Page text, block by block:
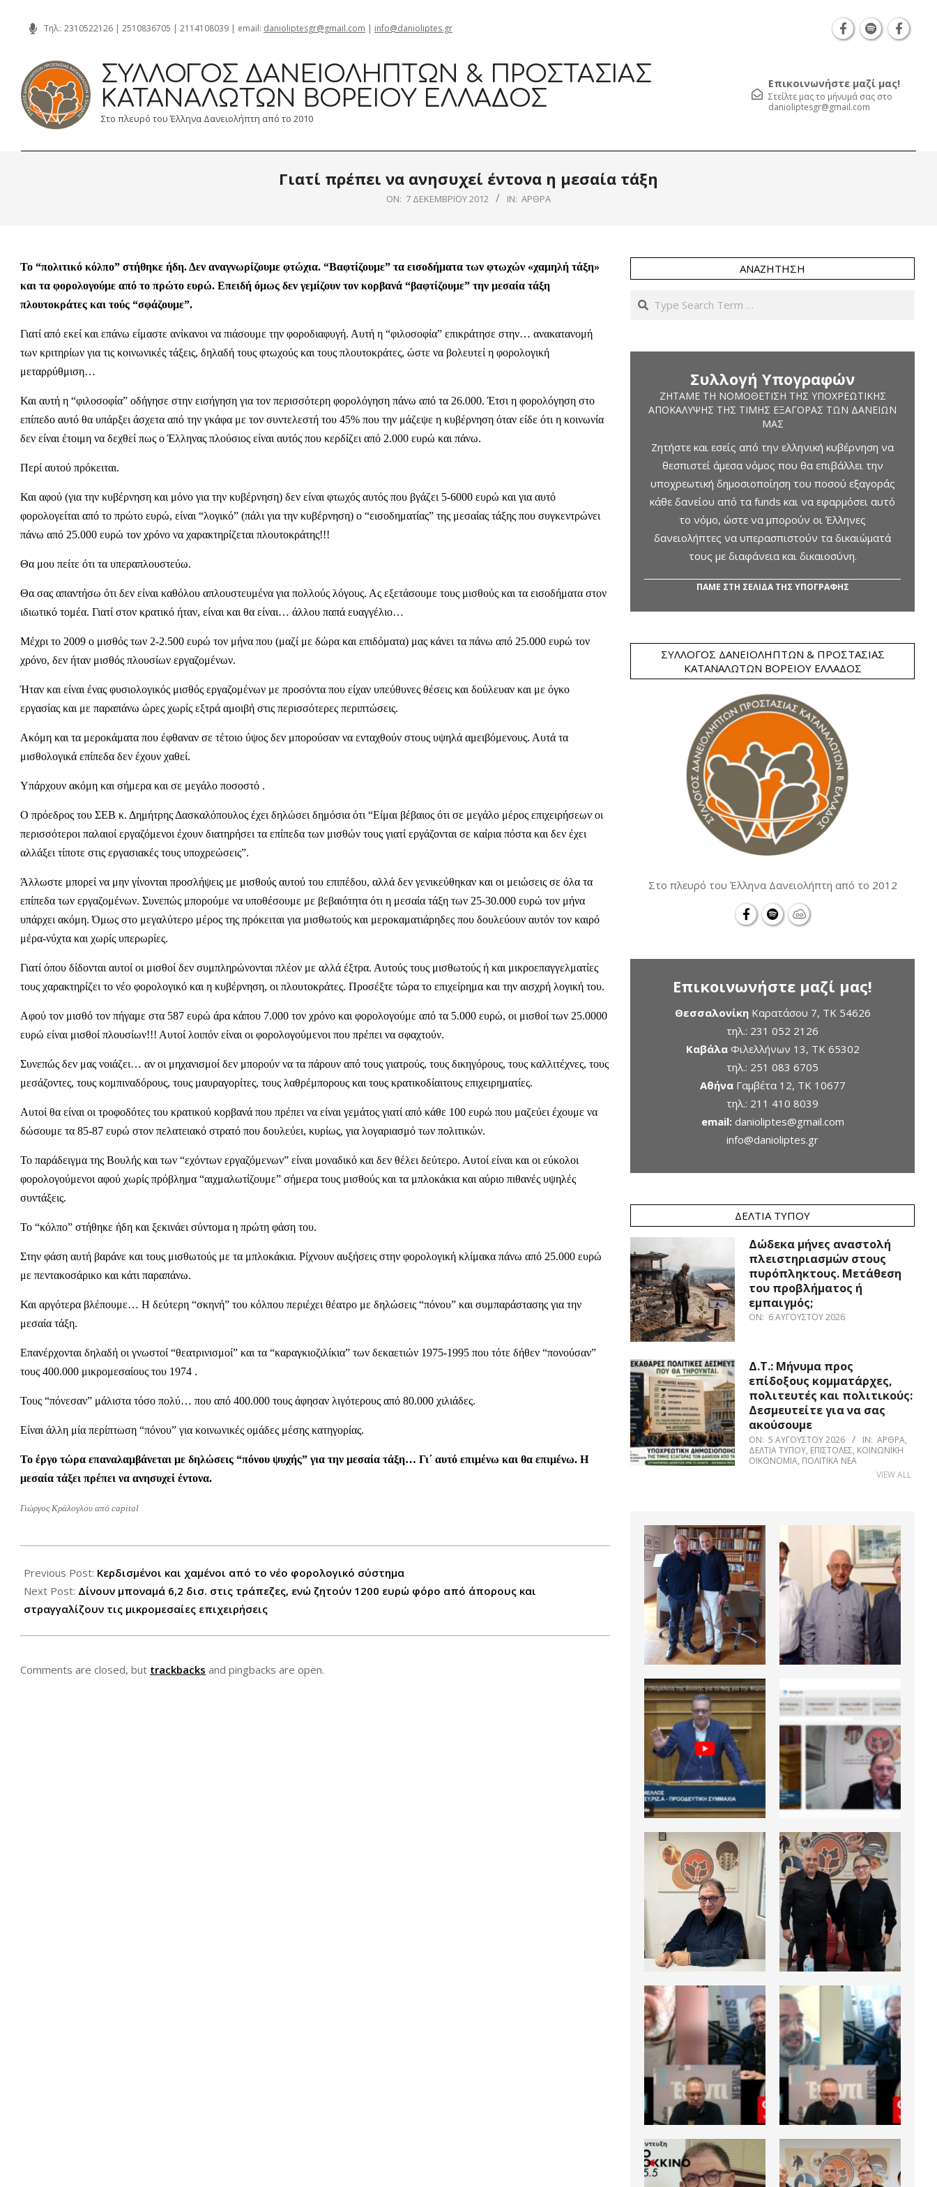
content
Τηλ.: 2310522126 | 2510836705 | 2114108039 | email: danioliptesgr@gmail.com | info@danioliptes.gr
ΣΎΛΛΟΓΟΣ ΔΑΝΕΙΟΛΗΠΤΏΝ & ΠΡΟΣΤΑΣΊΑΣ
ΚΑΤΑΝΑΛΩΤΏΝ ΒΟΡΕΊΟΥ ΕΛΛΆΔΟΣ
Στο πλευρό του Έλληνα Δανειολήπτη από το 2010
Επικοινωνήστε μαζί μας!
Στείλτε μας το μήνυμά σας στο
danioliptesgr@gmail.com
Γιατί πρέπει να ανησυχεί έντονα η μεσαία τάξη
ON: 7 ΔΕΚΕΜΒΡΊΟΥ 2012 IN: ΆΡΘΡΑ
Το “πολιτικό κόλπο” στήθηκε ήδη. Δεν αναγνωρίζουμε φτώχια. “Βαφτίζουμε” τα εισοδήματα των φτωχών «χαμηλή τάξη»
και τα φορολογούμε από το πρώτο ευρώ. Επειδή όμως δεν γεμίζουν τον κορβανά “βαφτίζουμε” την μεσαία τάξη
πλουτοκράτες και τούς “σφάζουμε”.
Γιατί από εκεί και επάνω είμαστε ανίκανοι να πιάσουμε την φοροδιαφυγή. Αυτή η “φιλοσοφία” επικράτησε στην… ανακατανομή
των κριτηρίων για τις κοινωνικές τάξεις, δηλαδή τους φτωχούς και τους πλουτοκράτες, ώστε να βολευτεί η φορολογική
μεταρρύθμιση…
Και αυτή η “φιλοσοφία” οδήγησε στην εισήγηση για τον περισσότερη φορολόγηση πάνω από τα 26.000. Έτσι η φορολόγηση στο
επίπεδο αυτό θα υπάρξει άσχετα από την γκάφα με τον συντελεστή του 45% που την μάζεψε η κυβέρνηση όταν είδε ότι η κοινωνία
δεν είναι έτοιμη να δεχθεί πως ο Έλληνας πλούσιος είναι αυτός που κερδίζει από 2.000 ευρώ και πάνω.
Περί αυτού πρόκειται.
Και αφού (για την κυβέρνηση και μόνο για την κυβέρνηση) δεν είναι φτωχός αυτός που βγάζει 5-6000 ευρώ και για αυτό
φορολογείται από το πρώτο ευρώ, είναι “λογικό” (πάλι για την κυβέρνηση) ο “εισοδηματίας” της μεσαίας τάξης που συγκεντρώνει
πάνω από 25.000 ευρώ τον χρόνο να χαρακτηρίζεται πλουτοκράτης!!!
Θα μου πείτε ότι τα υπεραπλουστεύω.
Θα σας απαντήσω ότι δεν είναι καθόλου απλουστευμένα για πολλούς λόγους. Ας εξετάσουμε τους μισθούς και τα εισοδήματα στον
ιδιωτικό τομέα. Γιατί στον κρατικό ήταν, είναι και θα είναι… άλλου παπά ευαγγέλιο…
Μέχρι το 2009 ο μισθός των 2-2.500 ευρώ τον μήνα που (μαζί με δώρα και επιδόματα) μας κάνει τα πάνω από 25.000 ευρώ τον
χρόνο, δεν ήταν μισθός πλουσίων εργαζομένων.
Ήταν και είναι ένας φυσιολογικός μισθός εργαζομένων με προσόντα που είχαν υπεύθυνες θέσεις και δούλευαν και με όγκο
εργασίας και με παραπάνω ώρες χωρίς εξτρά αμοιβή στις περισσότερες περιπτώσεις.
Ακόμη και τα μεροκάματα που έφθαναν σε τέτοιο ύψος δεν μπορούσαν να ενταχθούν στους υψηλά αμειβόμενους. Αυτά τα
μισθολογικά επίπεδα δεν έχουν χαθεί.
Υπάρχουν ακόμη και σήμερα και σε μεγάλο ποσοστό .
Ο πρόεδρος του ΣΕΒ κ. Δημήτρης Δασκαλόπουλος έχει δηλώσει δημόσια ότι “Είμαι βέβαιος ότι σε μεγάλο μέρος επιχειρήσεων οι
περισσότεροι παλαιοί εργαζόμενοι έχουν διατηρήσει τα επίπεδα των μισθών τους γιατί εργάζονται σε καίρια πόστα και δεν έχει
αλλάξει τίποτε στις εργασιακές τους υποχρεώσεις”.
Άλλωστε μπορεί να μην γίνονται προσλήψεις με μισθούς αυτού του επιπέδου, αλλά δεν γενικεύθηκαν και οι μειώσεις σε όλα τα
επίπεδα των εργαζομένων. Συνεπώς μπορούμε να υποθέσουμε με βεβαιότητα ότι η μεσαία τάξη των 25-30.000 ευρώ τον μήνα
υπάρχει ακόμη. Όμως στο μεγαλύτερο μέρος της πρόκειται για μισθωτούς και μεροκαματιάρηδες που δουλεύουν αυτόν τον καιρό
μέρα-νύχτα και χωρίς υπερωρίες.
Γιατί όπου δίδονται αυτοί οι μισθοί δεν συμπληρώνονται πλέον με αλλά έξτρα. Αυτούς τους μισθωτούς ή και μικροεπαγγελματίες
τους χαρακτηρίζει το νέο φορολογικό και η κυβέρνηση, οι πλουτοκράτες. Προσέξτε τώρα το επιχείρημα και την αισχρή λογική του.
Αφού τον μισθό τον πήγαμε στα 587 ευρώ άρα κάπου 7.000 τον χρόνο και φορολογούμε από τα 5.000 ευρώ, οι μισθοί των 25.0000
ευρώ είναι μισθοί πλουσίων!!! Αυτοί λοιπόν είναι οι φορολογούμενοι που πρέπει να σφαχτούν.
Συνεπώς δεν μας νοιάζει… αν οι μηχανισμοί δεν μπορούν να τα πάρουν από τους γιατρούς, τους δικηγόρους, τους καλλιτέχνες, τους
μεσάζοντες, τους κομπιναδόρους, τους μαυραγορίτες, τους λαθρέμπορους και τους κρατικοδίαιτους επιχειρηματίες.
Αυτοί θα είναι οι τροφοδότες του κρατικού κορβανά που πρέπει να είναι γεμάτος γιατί από κάθε 100 ευρώ που μαζεύει έχουμε να
δώσουμε τα 85-87 ευρώ στον πελατειακό στρατό που δουλεύει, κυρίως, για λογαριασμό των πολιτικών.
Το παράδειγμα της Βουλής και των “εχόντων εργαζόμενων” είναι μοναδικό και δεν θέλει δεύτερο. Αυτοί είναι και οι εύκολοι
φορολογούμενοι αφού χωρίς πρόβλημα “αιχμαλωτίζουμε” σήμερα τους μισθούς και τα μπλοκάκια και αύριο πιθανές υψηλές
συντάξεις.
Το “κόλπο” στήθηκε ήδη και ξεκινάει σύντομα η πρώτη φάση του.
Στην φάση αυτή βαράνε και τους μισθωτούς με τα μπλοκάκια. Ρίχνουν αυξήσεις στην φορολογική κλίμακα πάνω από 25.000 ευρώ
με πεντακοσάρικο και κάτι παραπάνω.
Και αργότερα βλέπουμε… Η δεύτερη “σκηνή” του κόλπου περιέχει θέατρο με δηλώσεις “πόνου” και συμπαράστασης για την
μεσαία τάξη.
Επανέρχονται δηλαδή οι γνωστοί “θεατρινισμοί” και τα “καραγκιοζιλίκια” των δεκαετιών 1975-1995 που τότε δήθεν “πονούσαν”
τους 400.000 μικρομεσαίους του 1974 .
Τους “πόνεσαν” μάλιστα τόσο πολύ… που από 400.000 τους άφησαν λιγότερους από 80.000 χιλιάδες.
Είναι άλλη μία περίπτωση “πόνου” για κοινωνικές ομάδες μέσης κατηγορίας.
Το έργο τώρα επαναλαμβάνεται με δηλώσεις “πόνου ψυχής” για την μεσαία τάξη… Γι΄ αυτό επιμένω και θα επιμένω. Η
μεσαία τάξει πρέπει να ανησυχεί έντονα.
Γιώργος Κράλογλου από capital
12-
07
Previous Post: Κερδισμένοι και χαμένοι από το νέο φορολογικό σύστημα
Next Post: Δίνουν μποναμά 6,2 δισ. στις τράπεζες, ενώ ζητούν 1200 ευρώ φόρο από άπορους και
στραγγαλίζουν τις μικρομεσαίες επιχειρήσεις
Comments are closed, but trackbacks and pingbacks are open.
ΑΝΑΖΉΤΗΣΗ
Search
Συλλογή Υπογραφών
ΖΗΤΆΜΕ ΤΗ ΝΟΜΟΘΈΤΙΣΗ ΤΗΣ ΥΠΟΧΡΕΩΤΙΚΉΣ
ΑΠΟΚΆΛΥΨΗΣ ΤΗΣ ΤΙΜΉΣ ΕΞΑΓΟΡΆΣ ΤΩΝ ΔΑΝΕΊΩΝ
ΜΑΣ
Ζητήστε και εσείς από την ελληνική κυβέρνηση να
θεσπιστεί άμεσα νόμος που θα επιβάλλει την
υποχρεωτική δημοσιοποίηση του ποσού εξαγοράς
κάθε δανείου από τα funds και να εφαρμόσει αυτό
το νόμο, ώστε να μπορούν οι Έλληνες
δανειολήπτες να υπερασπιστούν τα δικαιώματά
τους με διαφάνεια και δικαιοσύνη.
ΠΑΜΕ ΣΤΗ ΣΕΛΙΔΑ ΤΗΣ ΥΠΟΓΡΑΦΗΣ
ΣΎΛΛΟΓΟΣ ΔΑΝΕΙΟΛΗΠΤΏΝ & ΠΡΟΣΤΑΣΊΑΣ
ΚΑΤΑΝΑΛΩΤΏΝ ΒΟΡΕΊΟΥ ΕΛΛΆΔΟΣ
Στο πλευρό του Έλληνα Δανειολήπτη από το 2012
Επικοινωνήστε μαζί μας!
ΘεσσαλονίκηΚαρατάσου 7, TK 54626
τηλ.: 231 052 2126
ΚαβάλαΦιλελλήνων 13, ΤΚ 65302
τηλ.: 251 083 6705
ΑθήναΓαμβέτα 12, ΤΚ 10677
τηλ.: 211 410 8039
email: danioliptes@gmail.com
info@danioliptes.gr
ΔΕΛΤΊΑ ΤΎΠΟΥ
Δώδεκα μήνες αναστολή
πλειστηριασμών στους
πυρόπληκτους. Μετάθεση
του προβλήματος ή
εμπαιγμός;
ON: 6 ΑΥΓΟΎΣΤΟΥ 2026
Δ.Τ.: Μήνυμα προς
επίδοξους κομματάρχες,
πολιτευτές και πολιτικούς:
Δεσμευτείτε για να σας
ακούσουμε
ON: 5 ΑΥΓΟΎΣΤΟΥ 2026 IN: ΆΡΘΡΑ,
ΔΕΛΤΊΑ ΤΎΠΟΥ, ΕΠΙΣΤΟΛΈΣ, ΚΟΙΝΩΝΙΚΉ
ΟΙΚΟΝΟΜΊΑ, ΠΟΛΙΤΙΚΆ ΝΈΑ
VIEW ALL